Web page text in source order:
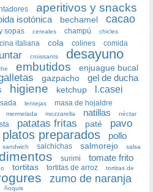
aperitivos y snacks
isotónica bechamel
cacao
sopas cereales champú chicles
italiana cola colines
comida
croissants desayuno
embutidos enjuague bucal
gazpacho gel de ducha
higiene ketchup l.casei
lentejas masa de hojaldre
mermelada mozzarella natillas
néctar
patatas fritas paté pavo
platos preparados
pollo
sandwich salchichas salmorejo
salsa
surimi tomate frito
tortitas tortitas de arroz
tortitas de
zumo de naranja
ñoquis